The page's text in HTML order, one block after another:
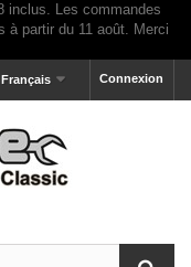
Connexion
Français